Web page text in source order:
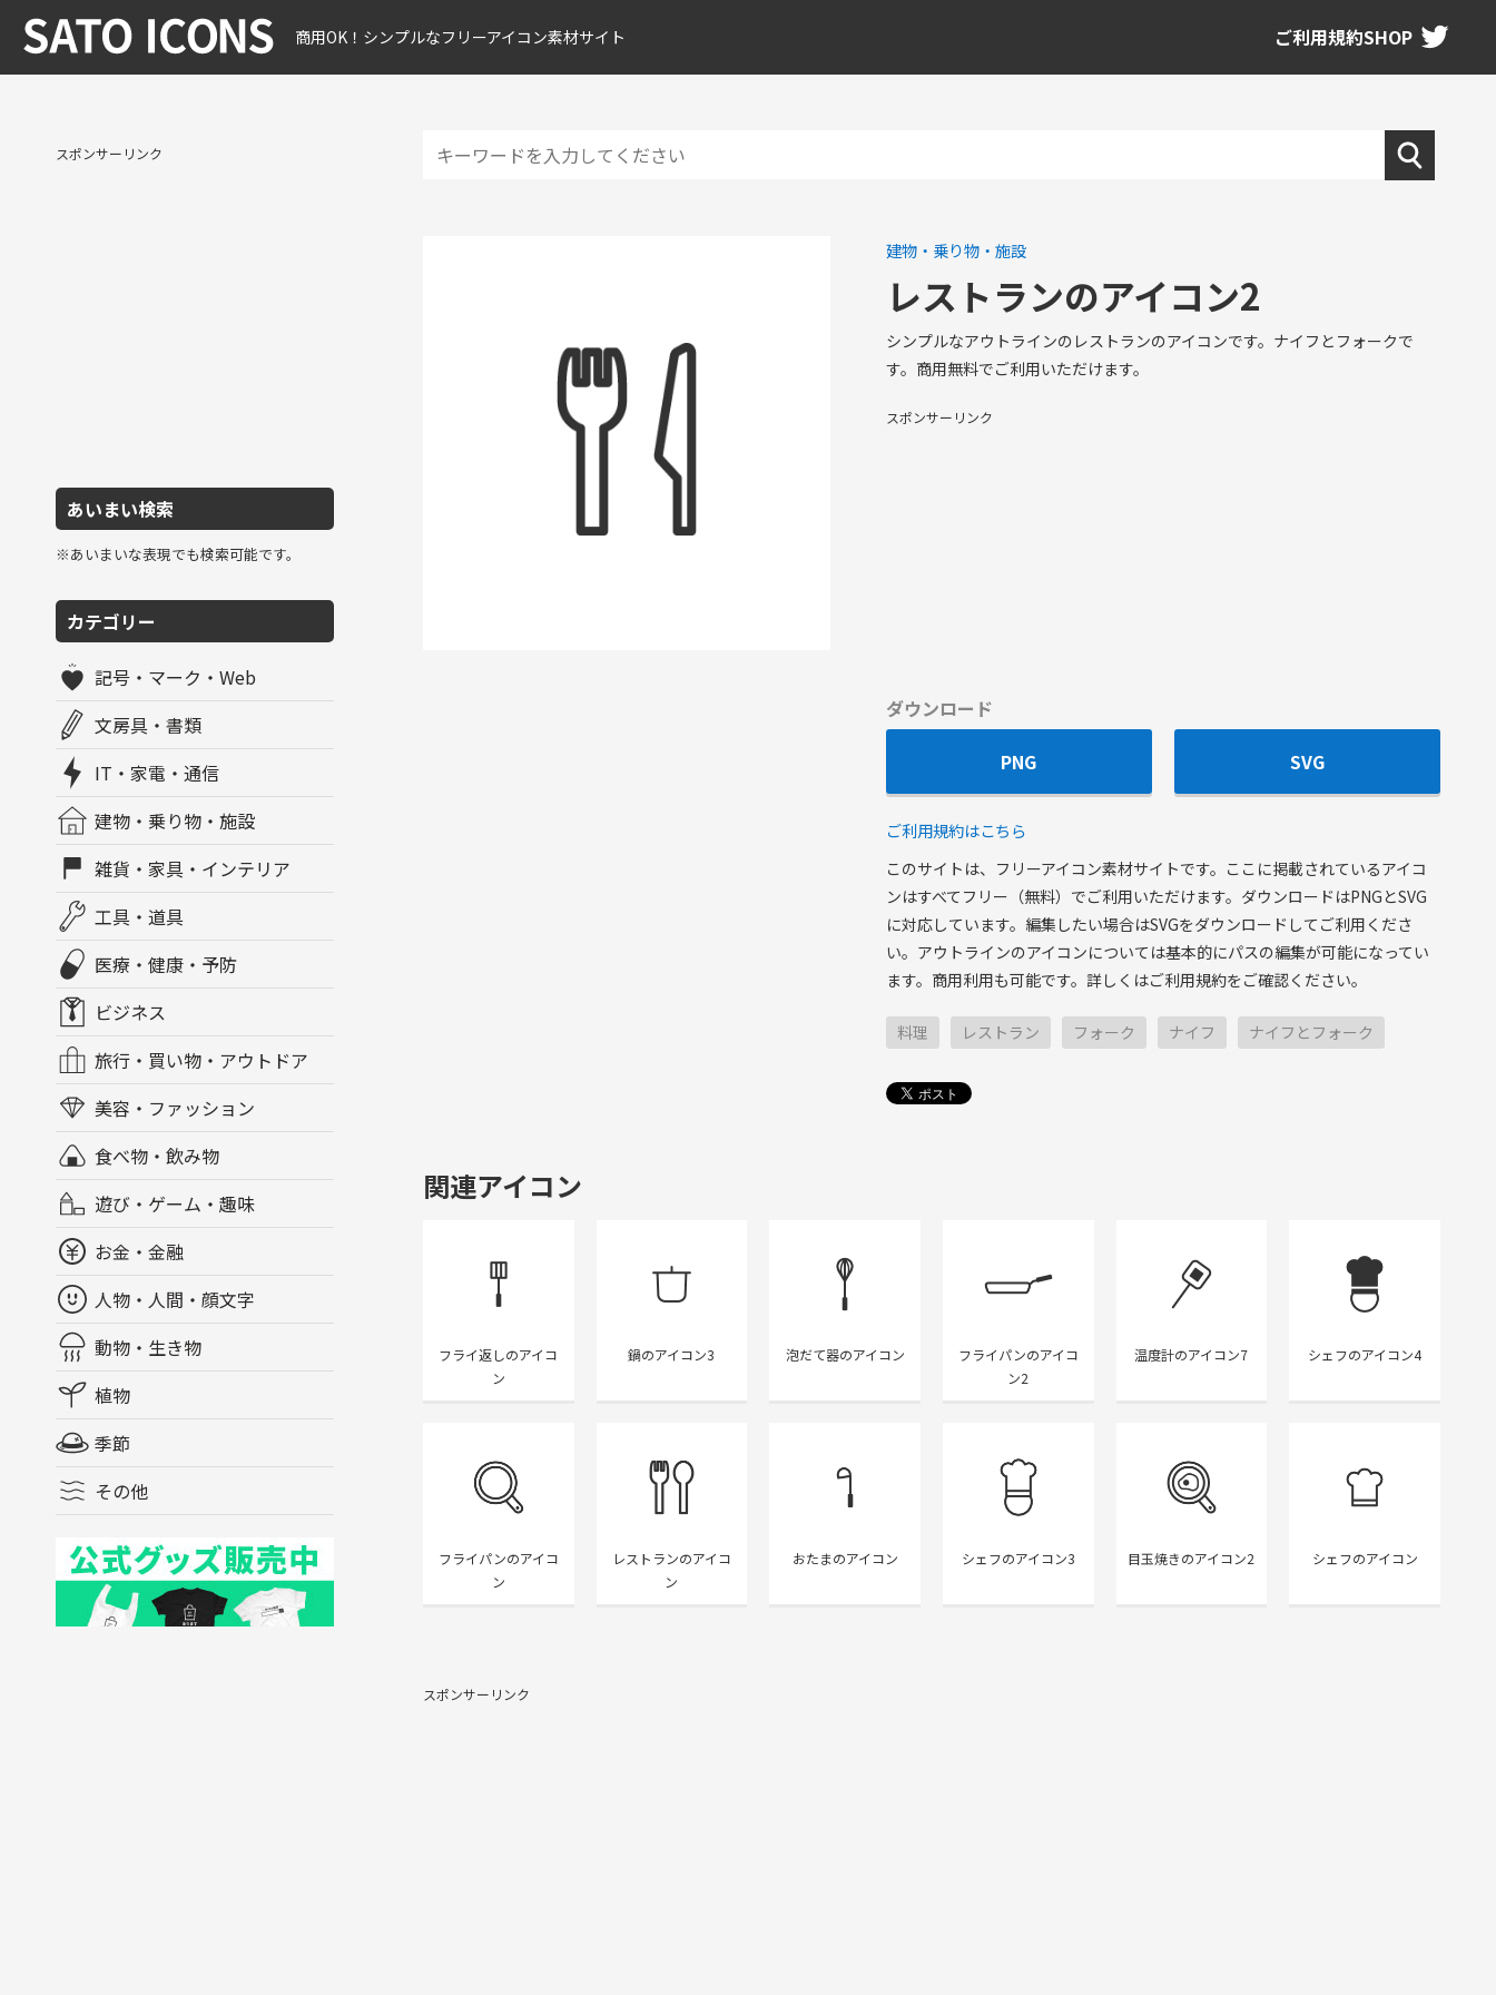
商用OK！シンプルなフリーアイコン素材サイト ご利用規約SHOP
スポンサーリンク
あいまい検索
※あいまいな表現でも検索可能です。
カテゴリー
記号・マーク・Web
文房具・書類
IT・家電・通信
建物・乗り物・施設
雑貨・家具・インテリア
工具・道具
医療・健康・予防
ビジネス
旅行・買い物・アウトドア
美容・ファッション
食べ物・飲み物
遊び・ゲーム・趣味
お金・金融
人物・人間・顔文字
動物・生き物
植物
季節
その他
建物・乗り物・施設
レストランのアイコン2
シンプルなアウトラインのレストランのアイコンです。ナイフとフォークで
す。商用無料でご利用いただけます。
スポンサーリンク
ダウンロード
PNG
SVG
ご利用規約はこちら
このサイトは、フリーアイコン素材サイトです。ここに掲載されているアイコ
ンはすべてフリー（無料）でご利用いただけます。ダウンロードはPNGとSVG
に対応しています。編集したい場合はSVGをダウンロードしてご利用くださ
い。アウトラインのアイコンについては基本的にパスの編集が可能になってい
ます。商用利用も可能です。詳しくはご利用規約をご確認ください。
料理 レストラン フォーク ナイフ ナイフとフォーク
関連アイコン
フライ返しのアイコ
ン
鍋のアイコン3 泡だて器のアイコン
フライパンのアイコ
ン2
温度計のアイコン7 シェフのアイコン4
フライパンのアイコ
ン
レストランのアイコ
ン
おたまのアイコン シェフのアイコン3 目玉焼きのアイコン2 シェフのアイコン
スポンサーリンク